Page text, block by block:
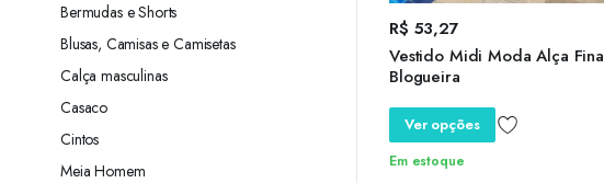
R$ 53,27
Vestido Midi Moda Alça Fina
Blogueira
Ver opções
Em estoque
Bermudas e Shorts
Blusas, Camisas e Camisetas
Calça masculinas
Casaco
Cintos
Meia Homem